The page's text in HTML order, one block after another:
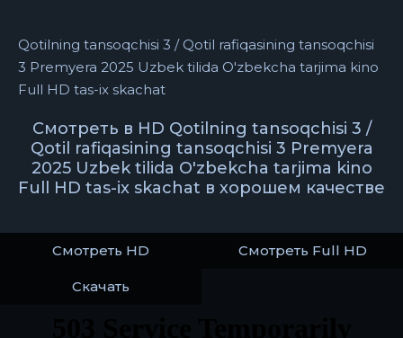
Qotilning tansoqchisi 3 / Qotil rafiqasining tansoqchisi
3 Premyera 2025 Uzbek tilida O'zbekcha tarjima kino
Full HD tas-ix skachat
Смотреть в HD Qotilning tansoqchisi 3 /
Qotil rafiqasining tansoqchisi 3 Premyera
2025 Uzbek tilida O'zbekcha tarjima kino
Full HD tas-ix skachat в хорошем качестве
Смотреть HD Смотреть Full HD
Скачать